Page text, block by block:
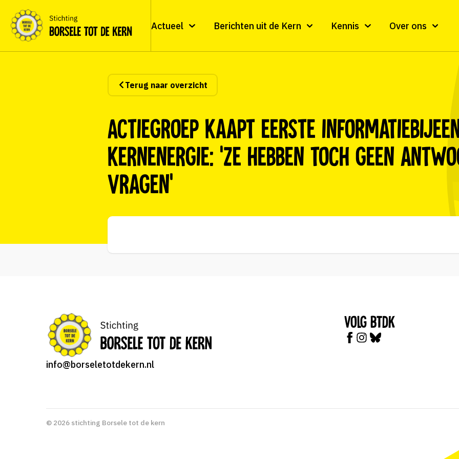
Actueel Berichten uit de Kern Kennis Over ons
Terug naar overzicht
Actiegroep kaapt eerste
kernenergie: ‘Ze hebben toch geen
vragen’
info@borseletotdekern.nl
Volg BTDK
© 2026 stichting Borsele tot de kern